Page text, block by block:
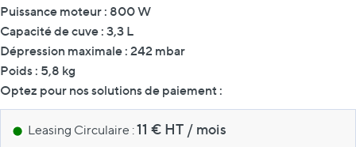
Puissance moteur : 800 W
Capacité de cuve : 3,3 L
Dépression maximale : 242 mbar
Poids : 5,8 kg
Optez pour nos solutions de paiement :
Leasing Circulaire :11 € HT / mois